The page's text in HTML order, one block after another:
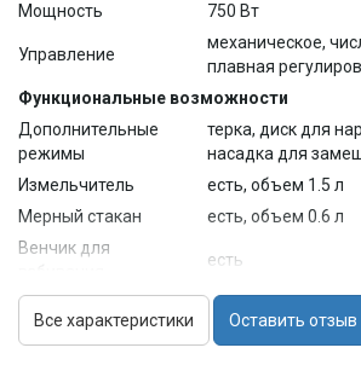
Мощность
750 Вт
Управление
механическое,
плавная
Функциональные возможности
Дополнительные
режимы
терка, диск для
насадка для
Измельчитель
есть, объем 1.5 л
Мерный стакан
есть, объем 0.6 л
Венчик для
есть
Особенности
Материал
пластик
Все характеристики Оставить отзыв